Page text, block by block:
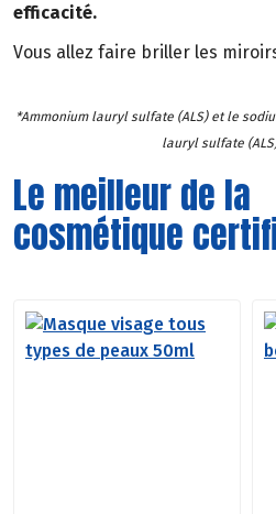
efficacité.
Vous allez faire briller les
*Ammonium lauryl sulfate (ALS) et le
lauryl sulfate
Le meilleur de la
cosmétique